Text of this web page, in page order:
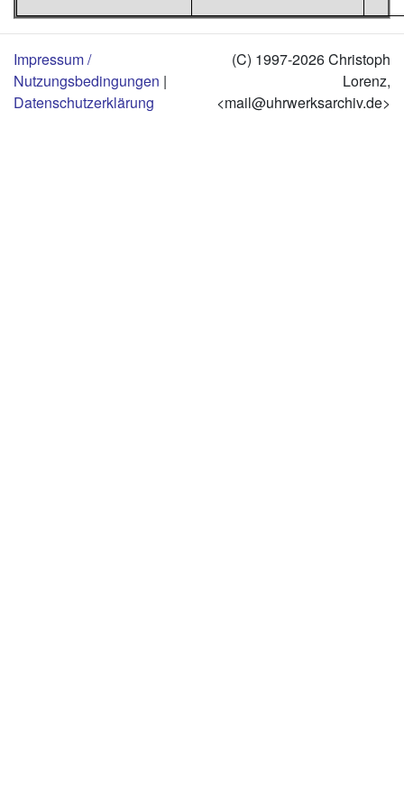
Impressum /
Nutzungsbedingungen |
Datenschutzerklärung
(C) 1997-2026 Christoph
Lorenz,
<mail@uhrwerksarchiv.de>